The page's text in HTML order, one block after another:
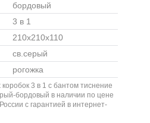
бордовый
3 в 1
210x210x110
св.серый
рогожка
3 в 1 с бантом тиснение
бордовый в наличии по цене
с гарантией в интернет-